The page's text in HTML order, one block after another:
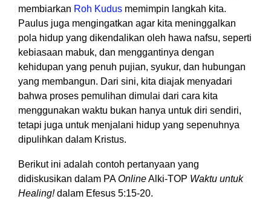
membiarkan Roh Kudus memimpin langkah kita.
Paulus juga mengingatkan agar kita meninggalkan
pola hidup yang dikendalikan oleh hawa nafsu, seperti
kebiasaan mabuk, dan menggantinya dengan
kehidupan yang penuh pujian, syukur, dan hubungan
yang membangun. Dari sini, kita diajak menyadari
bahwa proses pemulihan dimulai dari cara kita
menggunakan waktu bukan hanya untuk diri sendiri,
tetapi juga untuk menjalani hidup yang sepenuhnya
dipulihkan dalam Kristus.
Berikut ini adalah contoh pertanyaan yang
didiskusikan dalam PAOnlineAlki-TOP Waktu untuk
Healing!dalam Efesus 5:15-20.